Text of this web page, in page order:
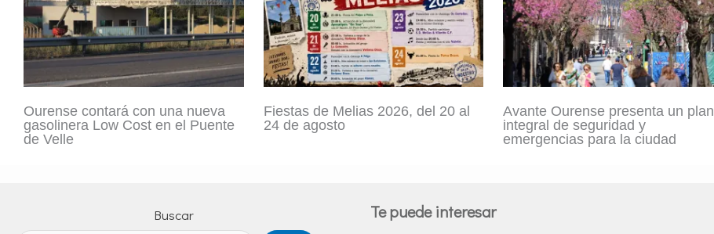
Ourense contará con una nueva
gasolinera Low Cost en el Puente
de Velle
Fiestas de Melias 2026, del 20 al
24 de agosto
Avante Ourense presenta un plan
integral de seguridad y
emergencias para la ciudad
Buscar Te puede interesar